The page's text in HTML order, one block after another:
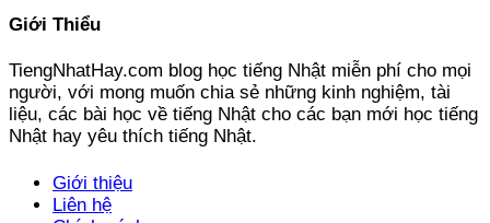
Giới Thiểu
TiengNhatHay.com blog học tiếng Nhật miễn phí cho mọi
người, với mong muốn chia sẻ những kinh nghiệm, tài
liệu, các bài học về tiếng Nhật cho các bạn mới học tiếng
Nhật hay yêu thích tiếng Nhật.
Giới thiệu
Liên hệ